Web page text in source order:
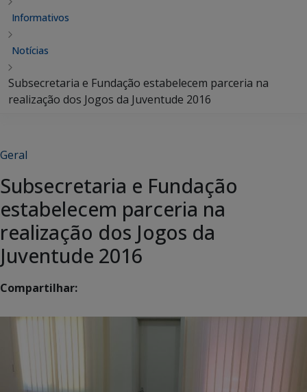
Informativos
Notícias
Subsecretaria e Fundação estabelecem parceria na
realização dos Jogos da Juventude 2016
Geral
Subsecretaria e Fundação
estabelecem parceria na
realização dos Jogos da
Juventude 2016
Compartilhar: